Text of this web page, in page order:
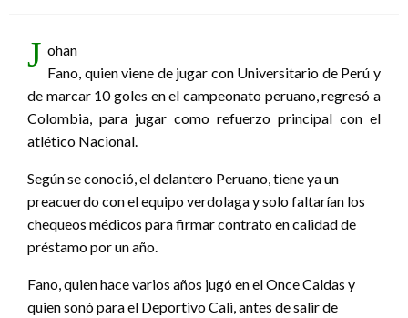
J ohan
Fano, quien viene de jugar con Universitario de Perú y
de marcar 10 goles en el campeonato peruano, regresó a
Colombia, para jugar como refuerzo principal con el
atlético Nacional.
Según se conoció, el delantero Peruano, tiene ya un
preacuerdo con el equipo verdolaga y solo faltarían los
chequeos médicos para firmar contrato en calidad de
préstamo por un año.
Fano, quien hace varios años jugó en el Once Caldas y
quien sonó para el Deportivo Cali, antes de salir de